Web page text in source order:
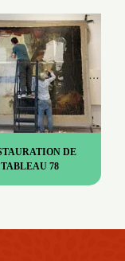
DE
TABLEAU 78